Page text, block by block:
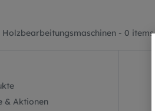
- 0 items
& Aktionen